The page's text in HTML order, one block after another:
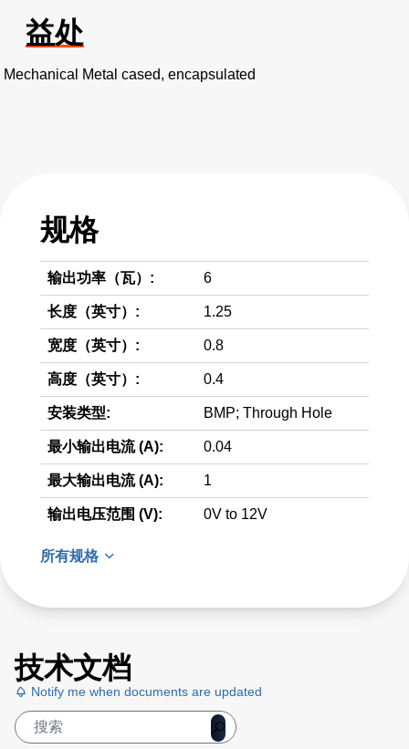
益处
Mechanical Metal cased, encapsulated
规格
输出功率（瓦）: 6
长度（英寸）: 1.25
宽度（英寸）: 0.8
高度（英寸）: 0.4
安装类型: BMP; Through Hole
最小输出电流 (A): 0.04
最大输出电流 (A): 1
输出电压范围 (V): 0V to 12V
所有规格
技术文档
Notify me when documents are updated